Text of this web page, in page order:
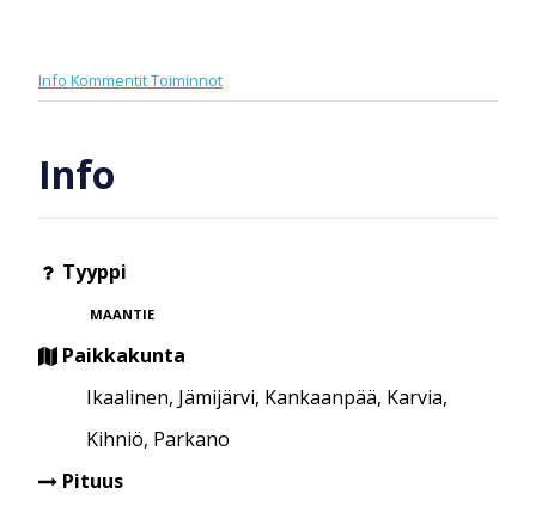
Info KommentitToiminnot
Info
Tyyppi
MAANTIE
Paikkakunta
Ikaalinen, Jämijärvi, Kankaanpää, Karvia,
Kihniö, Parkano
Pituus